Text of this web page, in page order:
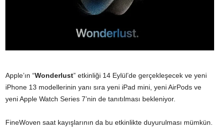
Apple’ın “Wonderlust” etkinliği 14 Eylül’de gerçekleşecek ve yeni
iPhone 13 modellerinin yanı sıra yeni iPad mini, yeni AirPods ve
yeni Apple Watch Series 7’nin de tanıtılması bekleniyor.
FineWoven saat kayışlarının da bu etkinlikte duyurulması mümkün.